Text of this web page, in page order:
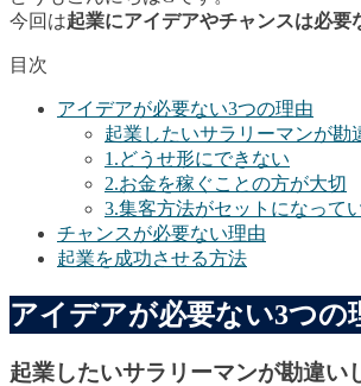
今回は起業にアイデアやチャンスは必要
目次
アイデアが必要ない3つの理由
起業したいサラリーマンが勘
1.どうせ形にできない
2.お金を稼ぐことの方が大切
3.集客方法がセットになって
チャンスが必要ない理由
起業を成功させる方法
アイデアが必要ない3つの
起業したいサラリーマンが勘違い